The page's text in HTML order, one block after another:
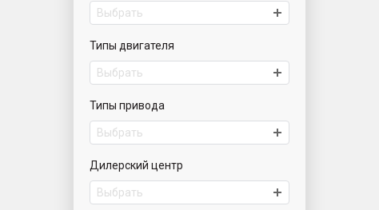
Выбрать
Типы двигателя
Выбрать
Типы привода
Выбрать
Дилерский центр
Выбрать